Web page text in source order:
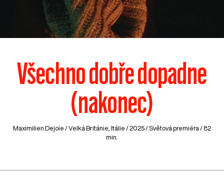
Všechno dobře dopadne
(nakonec)
Maximilien Dejoie /Velká Británie Itálie / 2025 / Světová premiéra / 82
min.